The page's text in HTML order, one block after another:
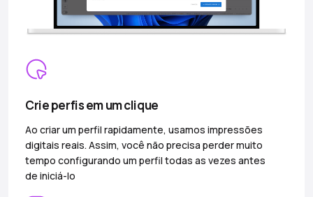
Crie perfis em um clique
Ao criar um perfil rapidamente, usamos impressões
digitais reais. Assim, você não precisa perder muito
tempo configurando um perfil todas as vezes antes
de iniciá-lo